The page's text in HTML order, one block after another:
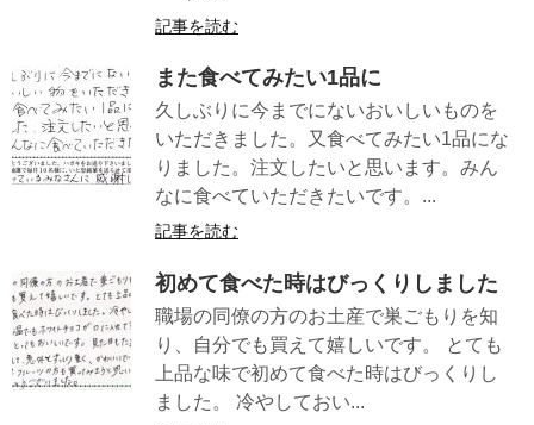
記事を読む
また食べてみたい1品に
久しぶりに今までにないおいしいものを
いただきました。又食べてみたい1品にな
りました。注文したいと思います。みん
なに食べていただきたいです。...
記事を読む
初めて食べた時はびっくりしました
職場の同僚の方のお土産で巣ごもりを知
り、自分でも買えて嬉しいです。 とても
上品な味で初めて食べた時はびっくりし
ました。 冷やしておい...